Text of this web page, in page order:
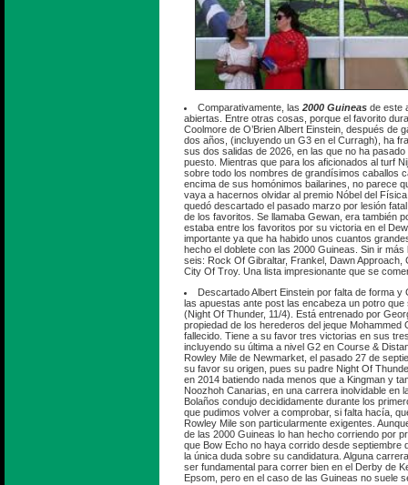
Comparativamente, las 2000 Guineas de este
abiertas. Entre otras cosas, porque el favorito
Coolmore de O’Brien Albert Einstein, después de
dos años, (incluyendo un G3 en el Curragh), ha
sus dos salidas de 2026, en las que no ha
puesto. Mientras que para los aficionados al turf
sobre todo los nombres de grandísimos caballos
encima de sus homónimos bailarines, no parece
vaya a hacernos olvidar al premio Nóbel del
quedó descartado el pasado marzo por lesión
de los favoritos. Se llamaba Gewan, era también
estaba entre los favoritos por su victoria en el
importante ya que ha habido unos cuantos
hecho el doblete con las 2000 Guineas. Sin ir más
seis: Rock Of Gibraltar, Frankel, Dawn Approach,
City Of Troy. Una lista impresionante que se
Descartado Albert Einstein por falta de forma y
las apuestas ante post las encabeza un potro
(Night Of Thunder, 11/4). Está entrenado por
propiedad de los herederos del jeque Mohammed
fallecido. Tiene a su favor tres victorias en sus
incluyendo su última a nivel G2 en Course &
Rowley Mile de Newmarket, el pasado 27 de
su favor su origen, pues su padre Night Of
en 2014 batiendo nada menos que a Kingman y
Noozhoh Canarias, en una carrera inolvidable en
Bolaños condujo decididamente durante los
que pudimos volver a comprobar, si falta hacía,
Rowley Mile son particularmente exigentes.
de las 2000 Guineas lo han hecho corriendo por
que Bow Echo no haya corrido desde septiembre
la única duda sobre su candidatura. Alguna
ser fundamental para correr bien en el Derby de
Epsom, pero en el caso de las Guineas no suele